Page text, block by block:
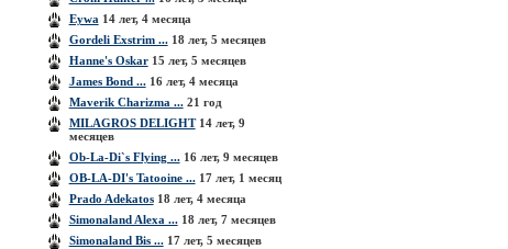
Eywa 14 лет, 4 месяца
Gordeli Exstrim ...18 лет, 5 месяцев
Hanne's Oskar15 лет, 5 месяцев
James Bond ...16 лет, 4 месяца
Maverik Charizma ...21 год
MILAGROS DELIGHT14 лет, 9
месяцев
Ob-La-Di`s Flying ...16 лет, 9 месяцев
OB-LA-DI's Tatooine ...17 лет, 1 месяц
Prado Adekatos18 лет, 4 месяца
Simonaland Alexa ...18 лет, 7 месяцев
Simonaland Bis ...17 лет, 5 месяцев